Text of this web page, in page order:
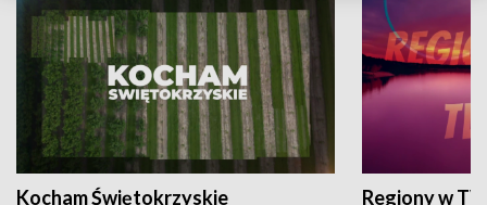
Kocham Świętokrzyskie Regiony w